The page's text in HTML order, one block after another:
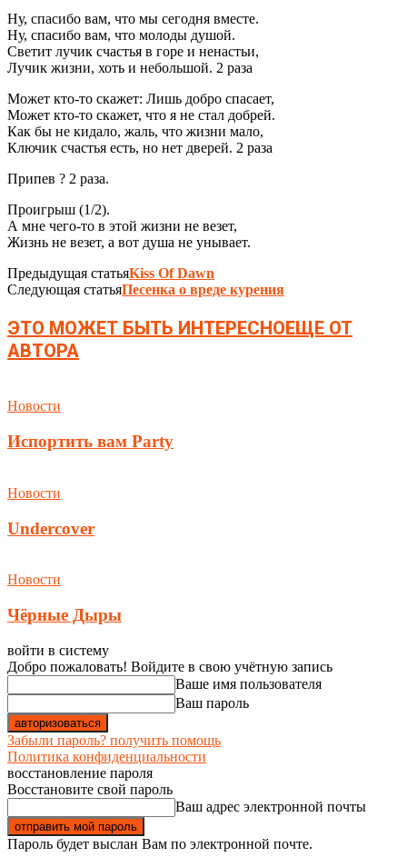
Ну, спасибо вам, что мы сегодня вместе.
Ну, спасибо вам, что молоды душой.
Светит лучик счастья в горе и ненастьи,
Лучик жизни, хоть и небольшой. 2 раза
Может кто-то скажет: Лишь добро спасает,
Может кто-то скажет, что я не стал добрей.
Как бы не кидало, жаль, что жизни мало,
Ключик счастья есть, но нет дверей. 2 раза
Припев ? 2 раза.
Проигрыш (1/2).
А мне чего-то в этой жизни не везет,
Жизнь не везет, а вот душа не унывает.
Предыдущая статьяKiss Of Dawn
Следующая статьяПесенка о вреде курения
ЭТО МОЖЕТ БЫТЬ ИНТЕРЕСНОЕЩЕ ОТ
АВТОРА
Новости
Испортить вам Party
Новости
Undercover
Новости
Чёрные Дыры
войти в систему
Добро пожаловать! Войдите в свою учётную запись
Ваше имя пользователя
Ваш пароль
Забыли пароль? получить помощь
Политика конфиденциальности
восстановление пароля
Восстановите свой пароль
Ваш адрес электронной почты
Пароль будет выслан Вам по электронной почте.